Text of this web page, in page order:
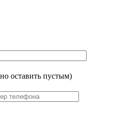
оставить пустым)